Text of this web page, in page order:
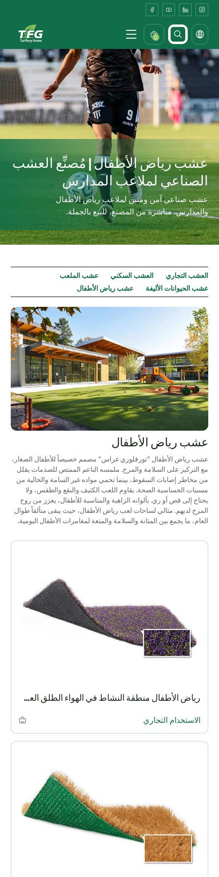
عشب
رياض
الأطفال
0
عشب رياض الأطفال | مُصنِّع العشب
الصناعي لملاعب المدارس
عشب صناعي آمن ومتين لملاعب رياض الأطفال
والمدارس. مباشرة من المصنع، للبيع بالجملة.
العشب التجاري العشب السكني
عشب الملعب
عشب الحيوانات الأليفة
عشب رياض الأطفال
عشب رياض الأطفال
عشب رياض الأطفال "تورفلوري غراس" مصمم خصيصاً للأطفال الصغار،
مع التركيز على السلامة والمرح. ملمسه الناعم الممتص للصدمات يقلل
من مخاطر إصابات السقوط، بينما تحمي مواده غير السامة والخالية من
مسببات الحساسية الصحة. يقاوم اللعب الكثيف والبقع والطقس، ولا
يحتاج إلى قص أو ري. بألوانه الزاهية والمناسبة للأطفال، يعزز من روح
المرح لديهم. مثالي لساحات لعب رياض الأطفال، حيث يبقى متألقاً طوال
العام، ما يجمع بين المتانة والسلامة والمتعة لمغامرات الأطفال اليومية.
رياض الأطفال منطقة النشاط في الهواء الطلق العشب
الاستخدام التجاري